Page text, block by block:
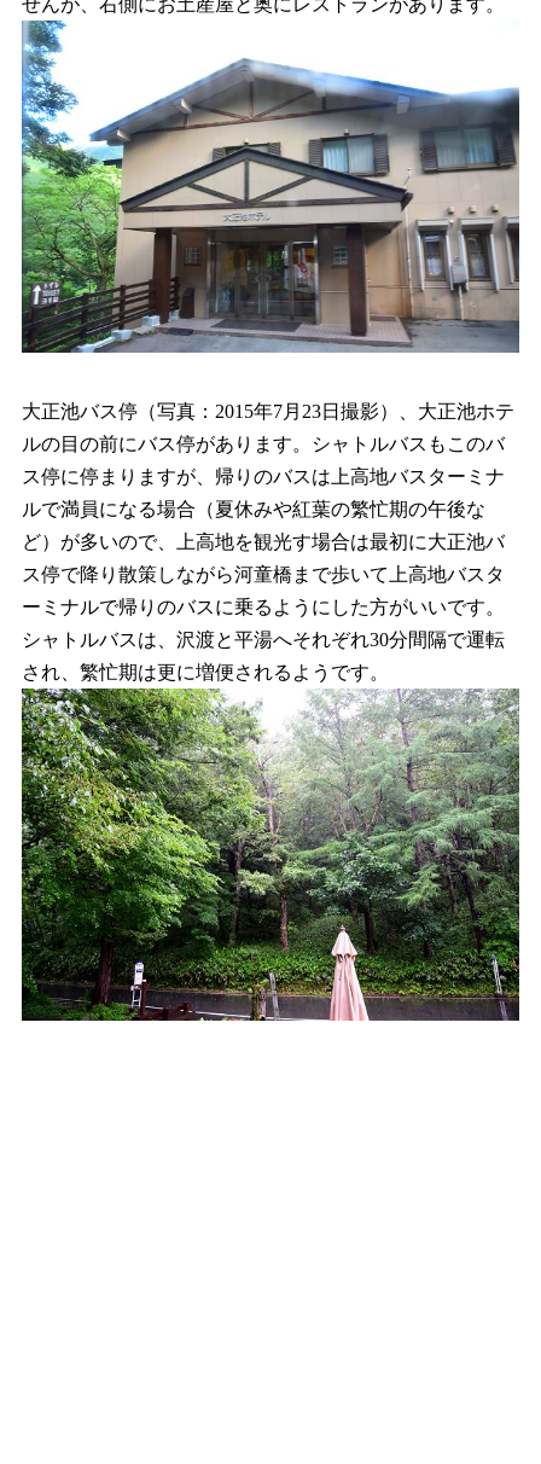
せんが、右側にお土産屋と奥にレストランがあります。
大正池バス停（写真：2015年7月23日撮影）、大正池ホテ
ルの目の前にバス停があります。シャトルバスもこのバ
ス停に停まりますが、帰りのバスは上高地バスターミナ
ルで満員になる場合（夏休みや紅葉の繁忙期の午後な
ど）が多いので、上高地を観光す場合は最初に大正池バ
ス停で降り散策しながら河童橋まで歩いて上高地バスタ
ーミナルで帰りのバスに乗るようにした方がいいです。
シャトルバスは、沢渡と平湯へそれぞれ30分間隔で運転
され、繁忙期は更に増便されるようです。